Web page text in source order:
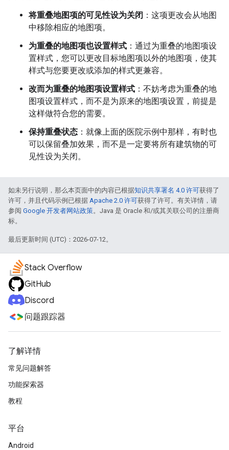
将重叠地图项的可见性设为关闭 ：这项更改会从地图
中移除相应的地图项。
为重叠的地图项也设置样式 ：通过为重叠的地图项设
置样式，您可以更改目标地图项以外的地图项，使其
样式与您要更改或添加的样式更兼容。
改而为重叠的地图项设置样式 ：不妨考虑为重叠的地
图项设置样式，而不是为原来的地图项设置，前提是
这样做符合您的需要。
保持重叠状态 ：就像上面的医院示例中那样，有时也
可以保留叠加效果，而不是一定要将所有建筑物的可
见性设为关闭。
如未另行说明，那么本页面中的内容已根据知识共享署名 4.0 许可获得了
许可，并且代码示例已根据 Apache 2.0 许可获得了许可。有关详情，请
参阅 Google 开发者网站政策。Java 是 Oracle 和/或其关联公司的注册商
标。
最后更新时间 (UTC)：2026-07-12。
Stack Overflow
GitHub
Discord
问题跟踪器
了解详情
常见问题解答
功能探索器
教程
平台
Android